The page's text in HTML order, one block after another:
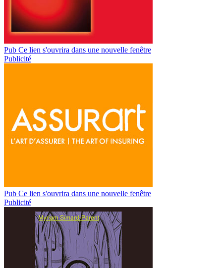
Pub Ce lien s'ouvrira dans une nouvelle fenêtre
Publicité
Pub Ce lien s'ouvrira dans une nouvelle fenêtre
Publicité